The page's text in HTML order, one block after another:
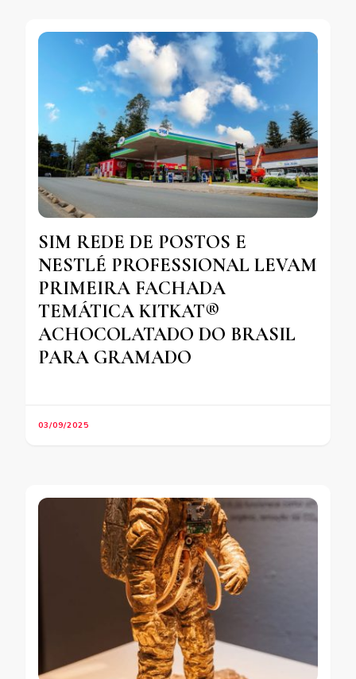
SIM REDE DE POSTOS E
NESTLÉ PROFESSIONAL LEVAM
PRIMEIRA FACHADA
TEMÁTICA KITKAT®
ACHOCOLATADO DO BRASIL
PARA GRAMADO
03/09/2025